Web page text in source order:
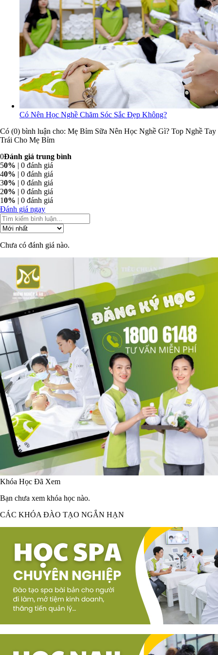
Có Nên Học Nghề Chăm Sóc Sắc Đẹp Không?
Có (0) bình luận cho: Mẹ Bỉm Sữa Nên Học Nghề Gì? Top Nghề Tay
Trái Cho Mẹ Bỉm
0Đánh giá trung bình
50% | 0 đánh giá
40% | 0 đánh giá
30% | 0 đánh giá
20% | 0 đánh giá
10% | 0 đánh giá
Đánh giá ngay
Chưa có đánh giá nào.
Khóa Học Đã Xem
Bạn chưa xem khóa học nào.
CÁC KHÓA ĐÀO TẠO NGẮN HẠN